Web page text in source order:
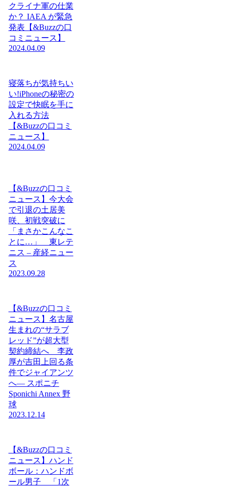
クライナ軍の仕業
か？ IAEA が緊急
発表【&Buzzの口
コミニュース】
2024.04.09
寝落ちが気持ちい
い!iPhoneの秘密の
設定で快眠を手に
入れる方法
【&Buzzの口コミ
ニュース】
2024.04.09
【&Buzzの口コミ
ニュース】今大会
で引退の土居美
咲、初戦突破に
「まさかこんなこ
とに…」 東レテ
ニス – 産経ニュー
ス
2023.09.28
【&Buzzの口コミ
ニュース】名古屋
生まれの“サラブ
レッド”が超大型
契約締結へ 李政
厚が吉田上回る条
件でジャイアンツ
へ― スポニチ
Sponichi Annex 野
球
2023.12.14
【&Buzzの口コミ
ニュース】ハンド
ボール：ハンドボ
ール男子 「1次